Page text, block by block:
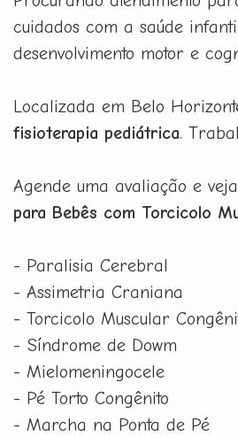
cuidados com a saúde
desenvolvimento motor e
Localizada em Belo
fisioterapia pediátrica.
Agende uma avaliação e
para Bebês com Torcicolo
- Paralisia Cerebral
- Assimetria Craniana
- Torcicolo Muscular
- Síndrome de Dowm
- Mielomeningocele
- Pé Torto Congênito
- Marcha na Ponta de Pé